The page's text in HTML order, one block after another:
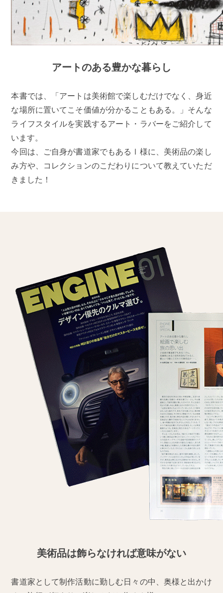
アートのある豊かな暮らし
本書では、「アートは美術館で楽しむだけでなく、身近
な場所に置いてこそ価値が分かることもある。」そんな
ライフスタイルを実践するアート・ラバーをご紹介して
います。
今回は、ご自身が書道家でもあるⅠ様に、美術品の楽し
み方や、コレクションのこだわりについて教えていただ
きました！
美術品は飾らなければ意味がない
書道家として制作活動に勤しむ日々の中、奥様と出かけ